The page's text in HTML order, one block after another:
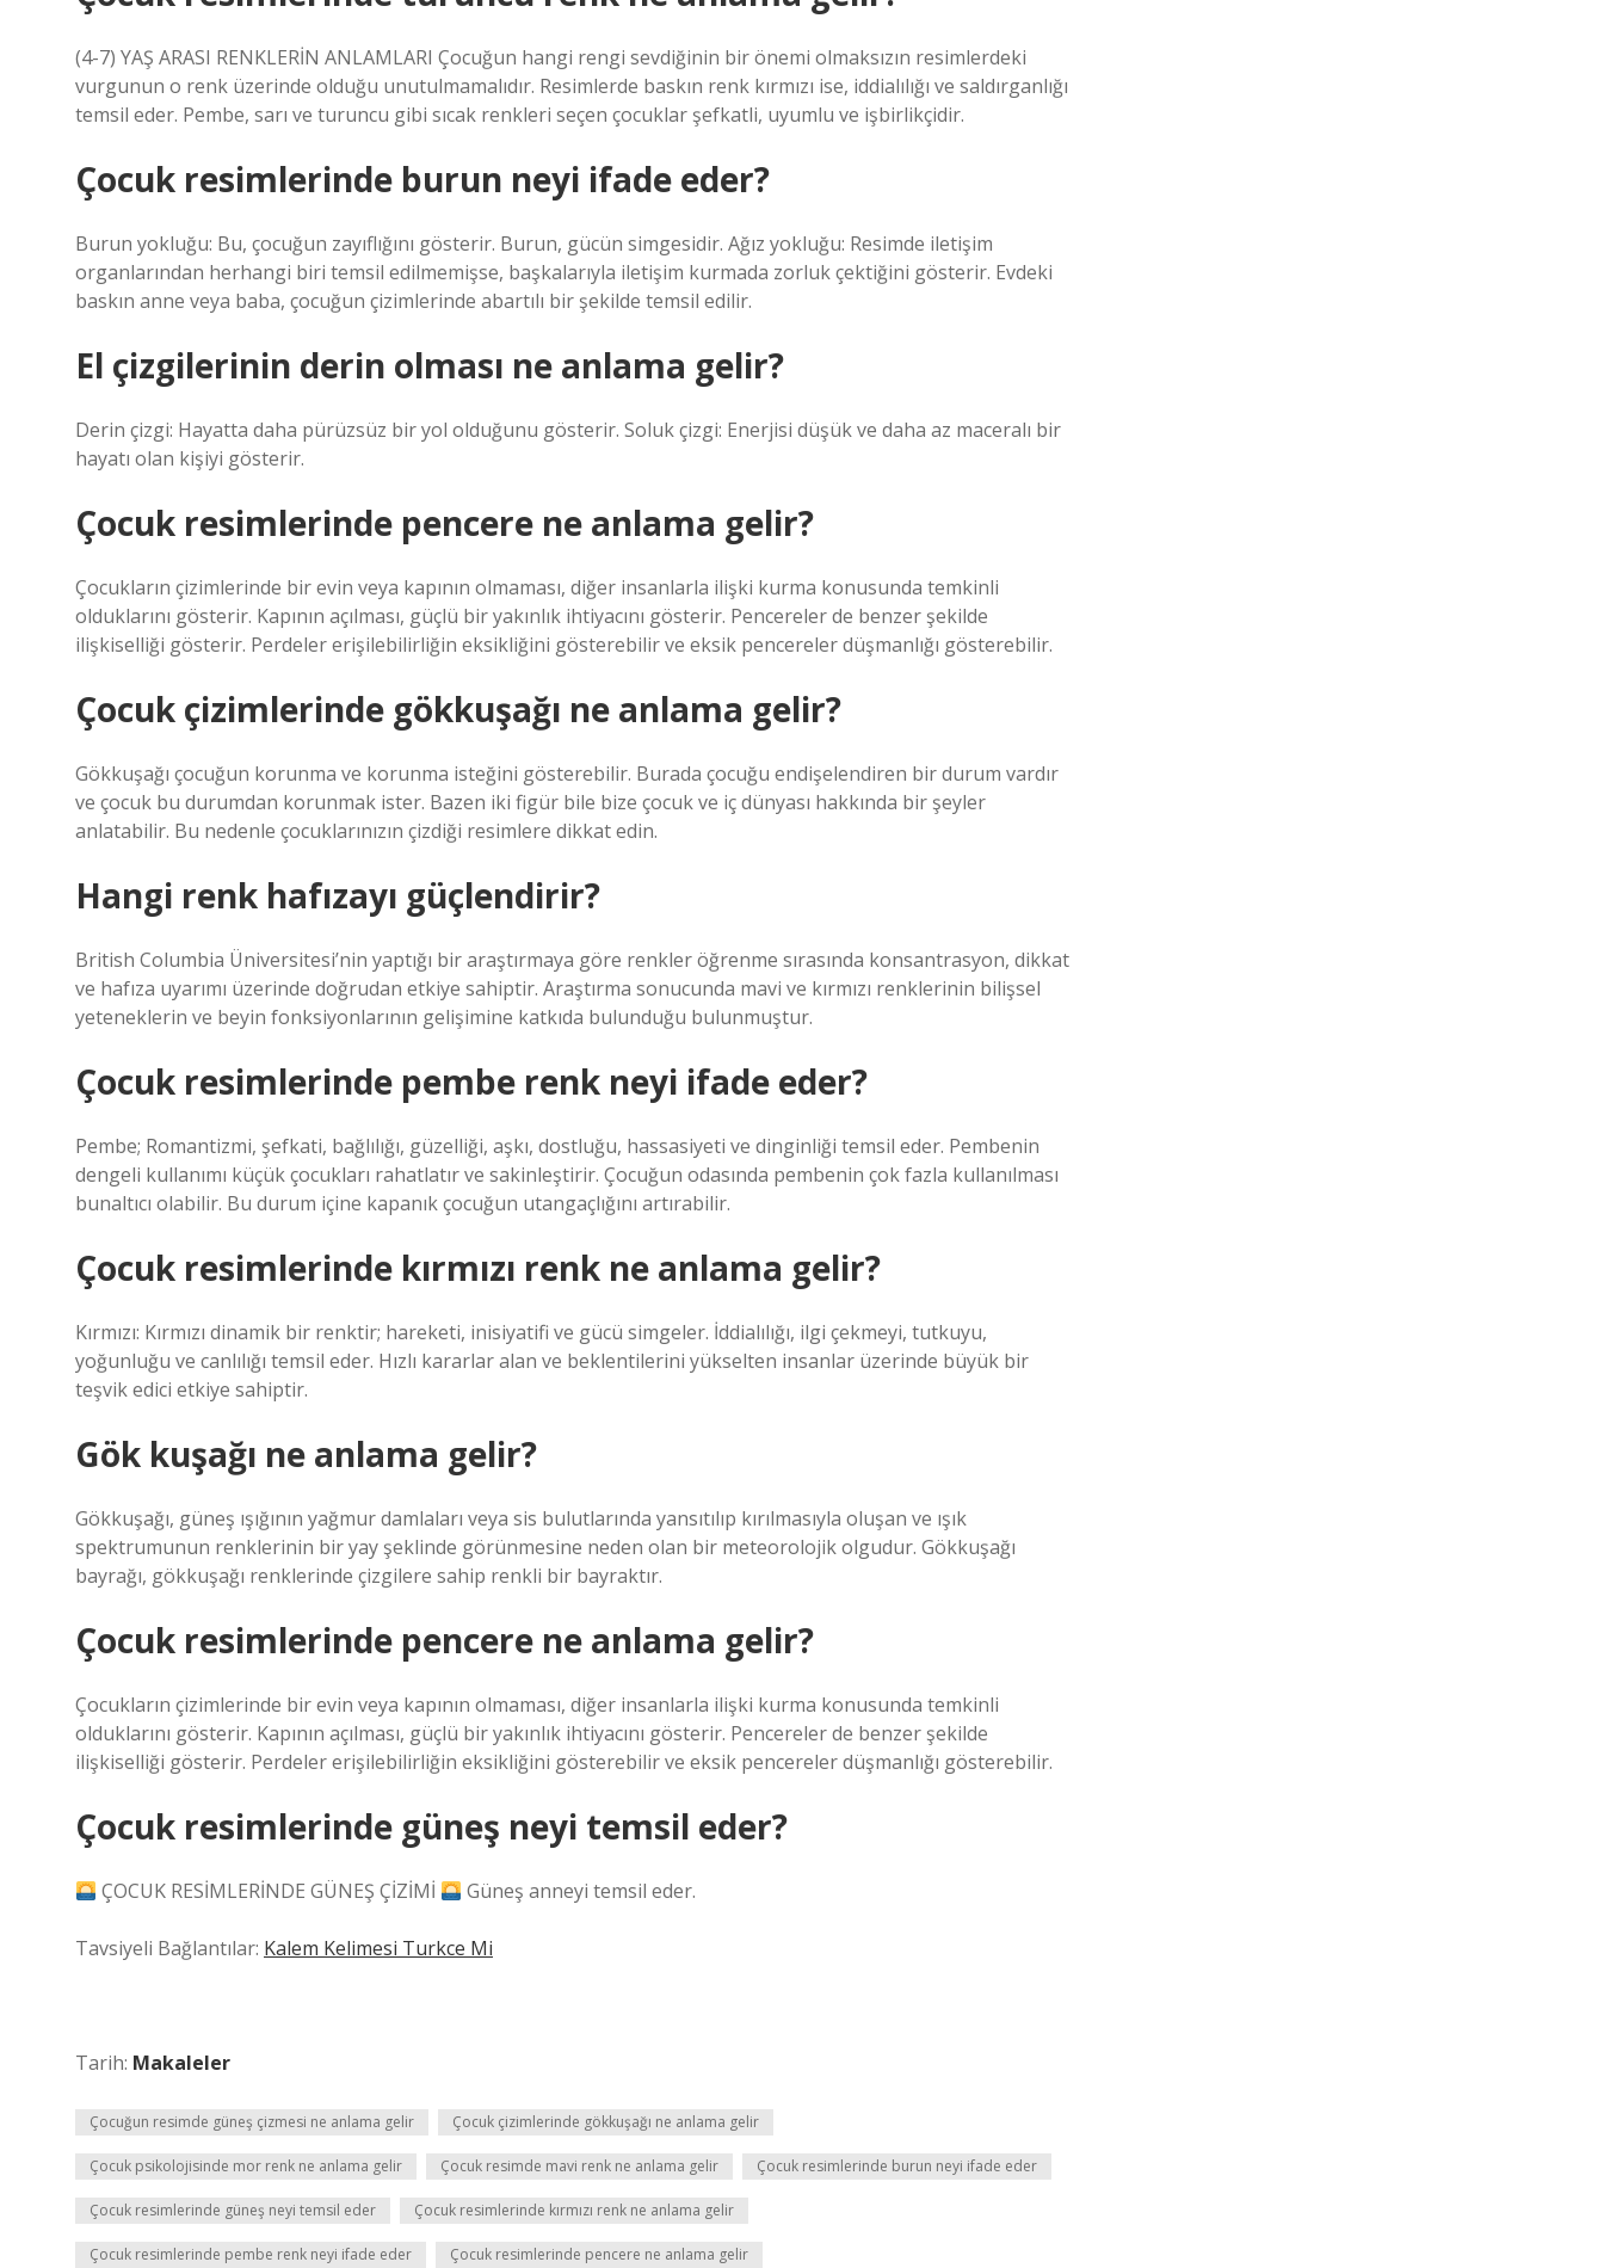
(4-7) YAŞ ARASI RENKLERİN ANLAMLARI Çocuğun hangi rengi sevdiğinin bir önemi olmaksızın resimlerdeki
vurgunun o renk üzerinde olduğu unutulmamalıdır. Resimlerde baskın renk kırmızı ise, iddialılığı ve saldırganlığı
temsil eder. Pembe, sarı ve turuncu gibi sıcak renkleri seçen çocuklar şefkatli, uyumlu ve işbirlikçidir.
Çocuk resimlerinde burun neyi ifade eder?
Burun yokluğu: Bu, çocuğun zayıflığını gösterir. Burun, gücün simgesidir. Ağız yokluğu: Resimde iletişim
organlarından herhangi biri temsil edilmemişse, başkalarıyla iletişim kurmada zorluk çektiğini gösterir. Evdeki
baskın anne veya baba, çocuğun çizimlerinde abartılı bir şekilde temsil edilir.
El çizgilerinin derin olması ne anlama gelir?
Derin çizgi: Hayatta daha pürüzsüz bir yol olduğunu gösterir. Soluk çizgi: Enerjisi düşük ve daha az maceralı bir
hayatı olan kişiyi gösterir.
Çocuk resimlerinde pencere ne anlama gelir?
Çocukların çizimlerinde bir evin veya kapının olmaması, diğer insanlarla ilişki kurma konusunda temkinli
olduklarını gösterir. Kapının açılması, güçlü bir yakınlık ihtiyacını gösterir. Pencereler de benzer şekilde
ilişkiselliği gösterir. Perdeler erişilebilirliğin eksikliğini gösterebilir ve eksik pencereler düşmanlığı gösterebilir.
Çocuk çizimlerinde gökkuşağı ne anlama gelir?
Gökkuşağı çocuğun korunma ve korunma isteğini gösterebilir. Burada çocuğu endişelendiren bir durum vardır
ve çocuk bu durumdan korunmak ister. Bazen iki figür bile bize çocuk ve iç dünyası hakkında bir şeyler
anlatabilir. Bu nedenle çocuklarınızın çizdiği resimlere dikkat edin.
Hangi renk hafızayı güçlendirir?
British Columbia Üniversitesi’nin yaptığı bir araştırmaya göre renkler öğrenme sırasında konsantrasyon, dikkat
ve hafıza uyarımı üzerinde doğrudan etkiye sahiptir. Araştırma sonucunda mavi ve kırmızı renklerinin bilişsel
yeteneklerin ve beyin fonksiyonlarının gelişimine katkıda bulunduğu bulunmuştur.
Çocuk resimlerinde pembe renk neyi ifade eder?
Pembe; Romantizmi, şefkati, bağlılığı, güzelliği, aşkı, dostluğu, hassasiyeti ve dinginliği temsil eder. Pembenin
dengeli kullanımı küçük çocukları rahatlatır ve sakinleştirir. Çocuğun odasında pembenin çok fazla kullanılması
bunaltıcı olabilir. Bu durum içine kapanık çocuğun utangaçlığını artırabilir.
Çocuk resimlerinde kırmızı renk ne anlama gelir?
Kırmızı: Kırmızı dinamik bir renktir; hareketi, inisiyatifi ve gücü simgeler. İddialılığı, ilgi çekmeyi, tutkuyu,
yoğunluğu ve canlılığı temsil eder. Hızlı kararlar alan ve beklentilerini yükselten insanlar üzerinde büyük bir
teşvik edici etkiye sahiptir.
Gök kuşağı ne anlama gelir?
Gökkuşağı, güneş ışığının yağmur damlaları veya sis bulutlarında yansıtılıp kırılmasıyla oluşan ve ışık
spektrumunun renklerinin bir yay şeklinde görünmesine neden olan bir meteorolojik olgudur. Gökkuşağı
bayrağı, gökkuşağı renklerinde çizgilere sahip renkli bir bayraktır.
Çocuk resimlerinde pencere ne anlama gelir?
Çocukların çizimlerinde bir evin veya kapının olmaması, diğer insanlarla ilişki kurma konusunda temkinli
olduklarını gösterir. Kapının açılması, güçlü bir yakınlık ihtiyacını gösterir. Pencereler de benzer şekilde
ilişkiselliği gösterir. Perdeler erişilebilirliğin eksikliğini gösterebilir ve eksik pencereler düşmanlığı gösterebilir.
Çocuk resimlerinde güneş neyi temsil eder?
ÇOCUK RESİMLERİNDE GÜNEŞ ÇİZİMİ Güneş anneyi temsil eder.
Tavsiyeli Bağlantılar: Kalem Kelimesi Turkce Mi
Tarih: Makaleler
Çocuğun resimde güneş çizmesi ne anlama gelir Çocuk çizimlerinde gökkuşağı ne anlama gelir
Çocuk psikolojisinde mor renk ne anlama gelir Çocuk resimde mavi renk ne anlama gelir Çocuk resimlerinde burun neyi ifade eder
Çocuk resimlerinde güneş neyi temsil eder Çocuk resimlerinde kırmızı renk ne anlama gelir
Çocuk resimlerinde pembe renk neyi ifade eder Çocuk resimlerinde pencere ne anlama gelir